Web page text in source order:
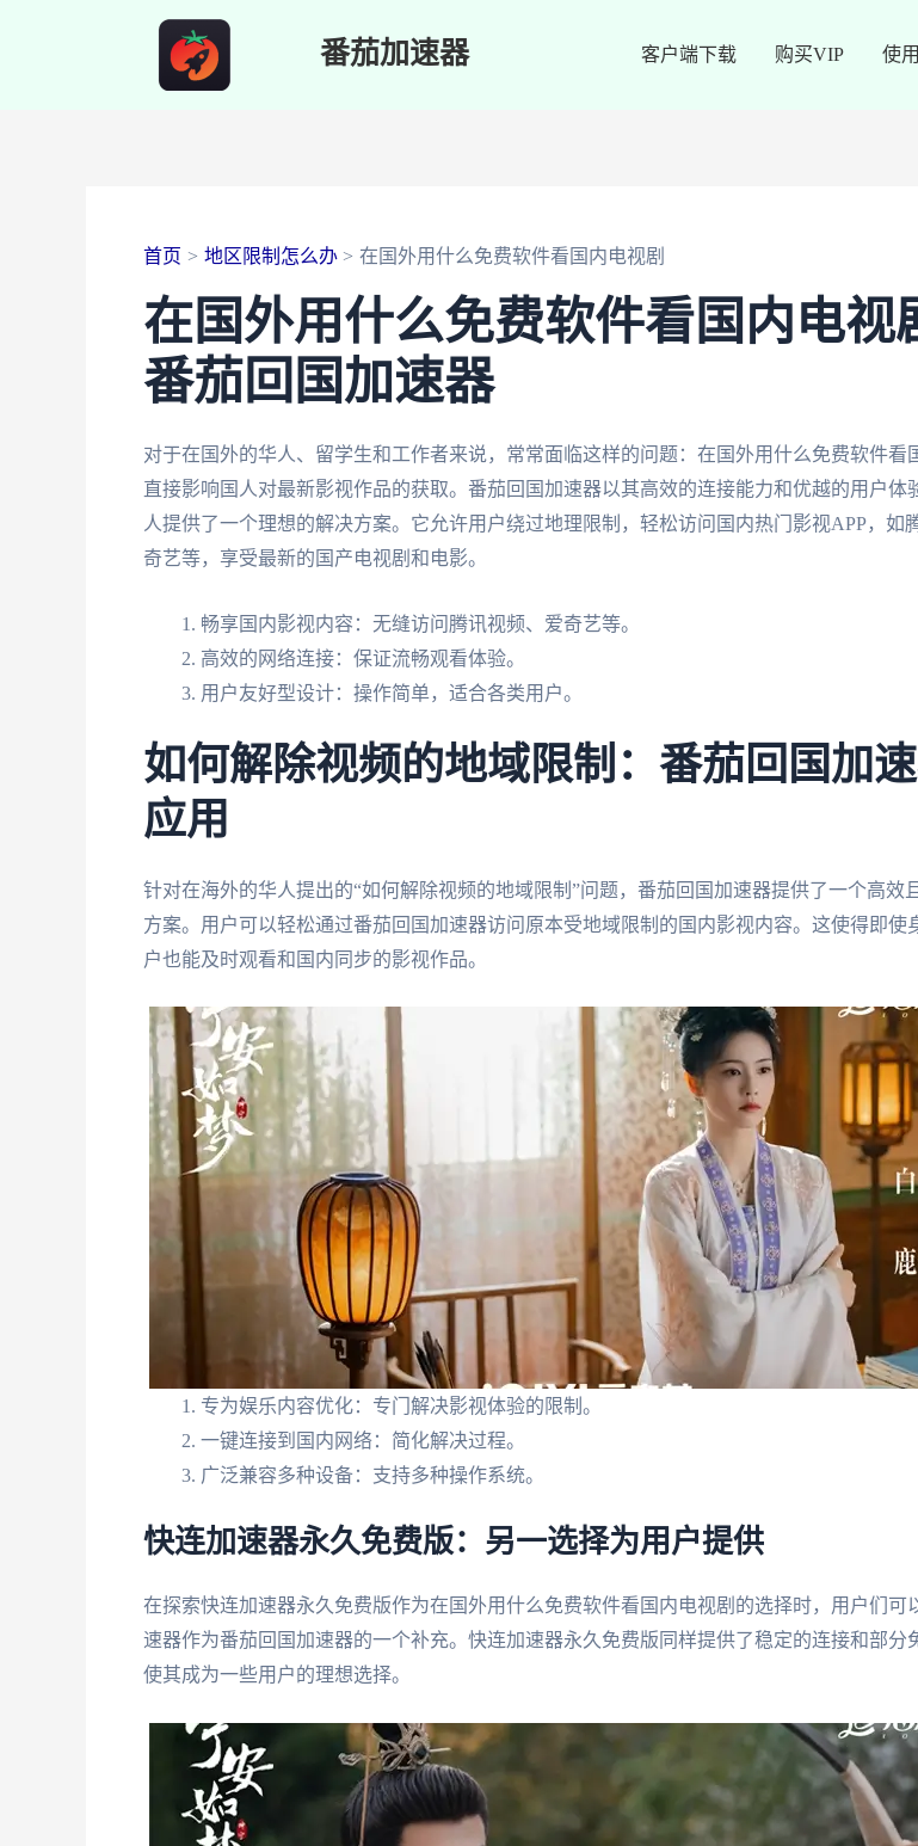
番茄加速器 客户端下载 购买VIP 使
首页 地区限制怎么办 在国外用什么免费软件看国内电视剧
在国外用什么免费软件看国内电视
番茄回国加速器
对于在国外的华人、留学生和工作者来说，常常面临这样的问题：在国外用什么免费软件看
直接影响国人对最新影视作品的获取。番茄回国加速器以其高效的连接能力和优越的用户体
人提供了一个理想的解决方案。它允许用户绕过地理限制，轻松访问国内热门影视APP，如
奇艺等，享受最新的国产电视剧和电影。
畅享国内影视内容：无缝访问腾讯视频、爱奇艺等。
高效的网络连接：保证流畅观看体验。
用户友好型设计：操作简单，适合各类用户。
如何解除视频的地域限制：番茄回国加
应用
针对在海外的华人提出的“如何解除视频的地域限制”问题，番茄回国加速器提供了一个高效
方案。用户可以轻松通过番茄回国加速器访问原本受地域限制的国内影视内容。这使得即使
户也能及时观看和国内同步的影视作品。
专为娱乐内容优化：专门解决影视体验的限制。
一键连接到国内网络：简化解决过程。
广泛兼容多种设备：支持多种操作系统。
快连加速器永久免费版：另一选择为用户提供
在探索快连加速器永久免费版作为在国外用什么免费软件看国内电视剧的选择时，用户们可
速器作为番茄回国加速器的一个补充。快连加速器永久免费版同样提供了稳定的连接和部分
使其成为一些用户的理想选择。